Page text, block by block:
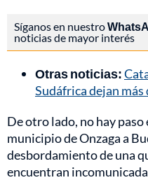
Síganos en nuestro
noticias de mayor interés
Otras noticias:
Sudáfrica dejan
De otro lado, no hay paso
municipio de Onzaga a
desbordamiento de una
encuentran